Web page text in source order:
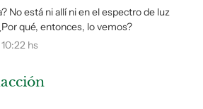
No está ni allí ni en el espectro de luz
qué, entonces, lo vemos?
10:22 hs